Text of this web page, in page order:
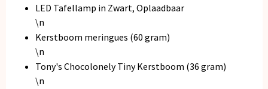
LED Tafellamp in Zwart, Oplaadbaar
\n
Kerstboom meringues (60 gram)
\n
Tony's Chocolonely Tiny Kerstboom (36 gram)
\n